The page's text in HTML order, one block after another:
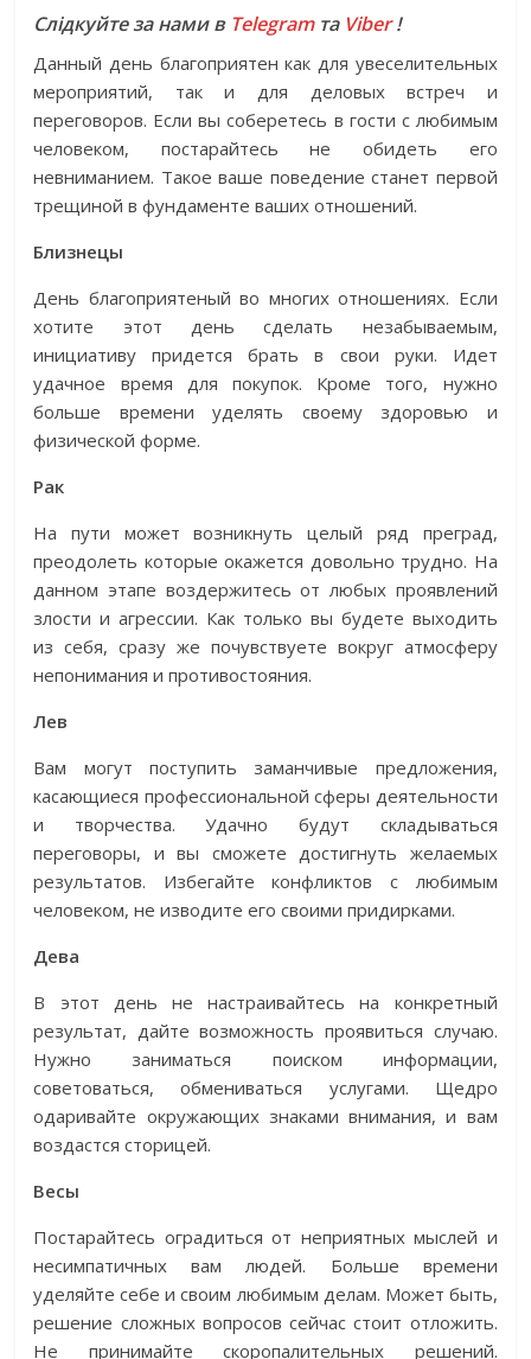
Слідкуйте за нами в Telegramта Viber!
Данный день благоприятен как для увеселительных
мероприятий, так и для деловых встреч и
переговоров. Если вы соберетесь в гости с любимым
человеком, постарайтесь не обидеть его
невниманием. Такое ваше поведение станет первой
трещиной в фундаменте ваших отношений.
Близнецы
День благоприятеный во многих отношениях. Если
хотите этот день сделать незабываемым,
инициативу придется брать в свои руки. Идет
удачное время для покупок. Кроме того, нужно
больше времени уделять своему здоровью и
физической форме.
Рак
На пути может возникнуть целый ряд преград,
преодолеть которые окажется довольно трудно. На
данном этапе воздержитесь от любых проявлений
злости и агрессии. Как только вы будете выходить
из себя, сразу же почувствуете вокруг атмосферу
непонимания и противостояния.
Лев
Вам могут поступить заманчивые предложения,
касающиеся профессиональной сферы деятельности
и творчества. Удачно будут складываться
переговоры, и вы сможете достигнуть желаемых
результатов. Избегайте конфликтов с любимым
человеком, не изводите его своими придирками.
Дева
В этот день не настраивайтесь на конкретный
результат, дайте возможность проявиться случаю.
Нужно заниматься поиском информации,
советоваться, обмениваться услугами. Щедро
одаривайте окружающих знаками внимания, и вам
воздастся сторицей.
Весы
Постарайтесь оградиться от неприятных мыслей и
несимпатичных вам людей. Больше времени
уделяйте себе и своим любимым делам. Может быть,
решение сложных вопросов сейчас стоит отложить.
Не принимайте скоропалительных решений.